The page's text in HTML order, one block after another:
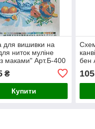
для вишивки на
ниток муліне
маками" Арт.Б-400
₴
Купити
бен